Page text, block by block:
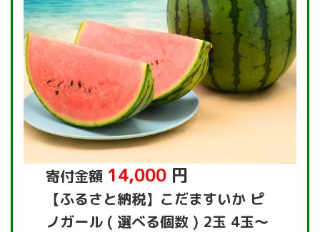
寄付金額 14,000円
【ふるさと納税】こだますいか ピ
ノガール ( 選べる個数 ) 2玉 4玉～